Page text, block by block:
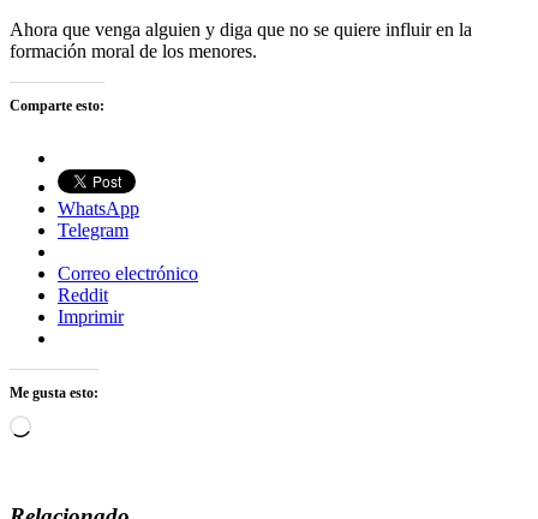
Ahora que venga alguien y diga que no se quiere influir en la
formación moral de los menores.
Comparte esto:
WhatsApp
Telegram
Correo electrónico
Reddit
Imprimir
Me gusta esto:
Cargando...